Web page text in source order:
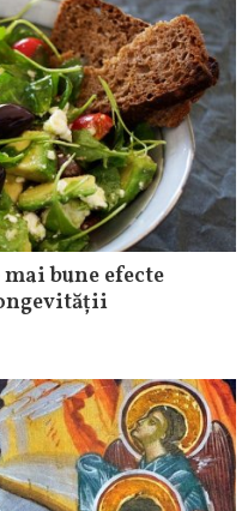
bune efecte